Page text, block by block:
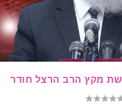
מקץ הרב הרצל חודר